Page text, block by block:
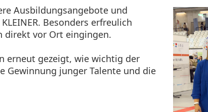
Ausbildungsangebote und
Besonders erfreulich
direkt vor Ort eingingen.
erneut gezeigt, wie wichtig der
Gewinnung junger Talente und die